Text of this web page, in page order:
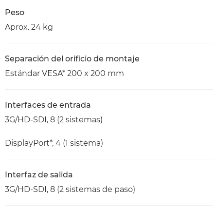
Peso
Aprox. 24 kg
Separación del orificio de montaje
Estándar VESA* 200 x 200 mm
Interfaces de entrada
3G/HD-SDI, 8 (2 sistemas)
DisplayPort*, 4 (1 sistema)
Interfaz de salida
3G/HD-SDI, 8 (2 sistemas de paso)